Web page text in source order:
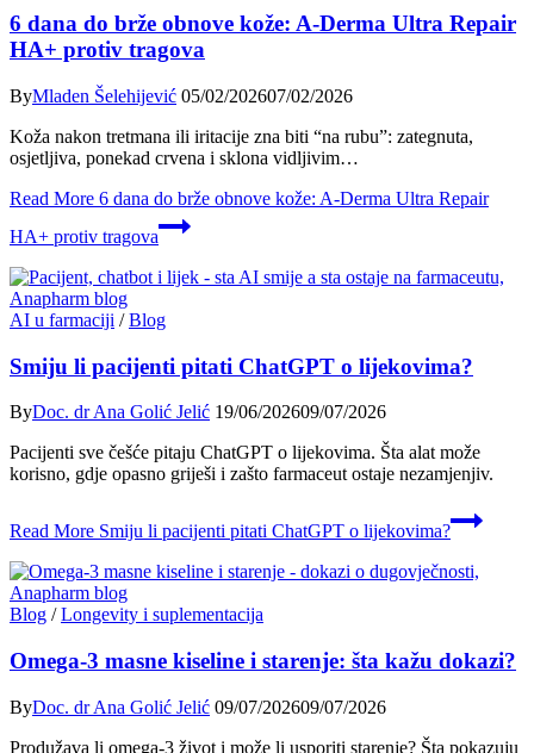
6 dana do brže obnove kože: A-Derma Ultra Repair
HA+ protiv tragova
ByMladen Šelehijević 05/02/202607/02/2026
Koža nakon tretmana ili iritacije zna biti “na rubu”: zategnuta,
osjetljiva, ponekad crvena i sklona vidljivim…
Read More 6 dana do brže obnove kože: A-Derma Ultra Repair
HA+ protiv tragova
AI u farmaciji /Blog
Smiju li pacijenti pitati ChatGPT o lijekovima?
ByDoc. dr Ana Golić Jelić 19/06/202609/07/2026
Pacijenti sve češće pitaju ChatGPT o lijekovima. Šta alat može
korisno, gdje opasno griješi i zašto farmaceut ostaje nezamjenjiv.
Read More Smiju li pacijenti pitati ChatGPT o lijekovima?
Blog /Longevity i suplementacija
Omega-3 masne kiseline i starenje: šta kažu dokazi?
ByDoc. dr Ana Golić Jelić 09/07/202609/07/2026
Produžava li omega-3 život i može li usporiti starenje? Šta pokazuju